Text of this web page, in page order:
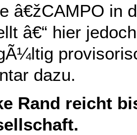
â€žCAMPO in
â€“ hier
dazu.
Rand reicht